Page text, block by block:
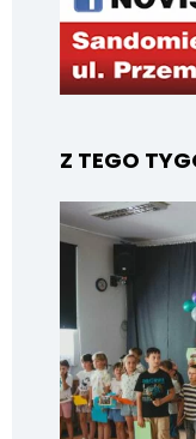
Z TEGO